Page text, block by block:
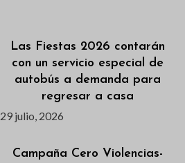
Las Fiestas 2026 contarán
con un servicio especial de
autobús a demanda para
regresar a casa
29 julio, 2026
Campaña Cero Violencias-